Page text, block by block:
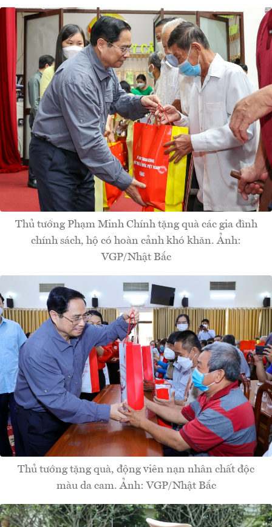
Thủ tướng Phạm Minh Chính tặng quà các gia đình
chính sách, hộ có hoàn cảnh khó khăn. Ảnh:
VGP/Nhật Bắc
Thủ tướng tặng quà, động viên nạn nhân chất độc
màu da cam. Ảnh: VGP/Nhật Bắc